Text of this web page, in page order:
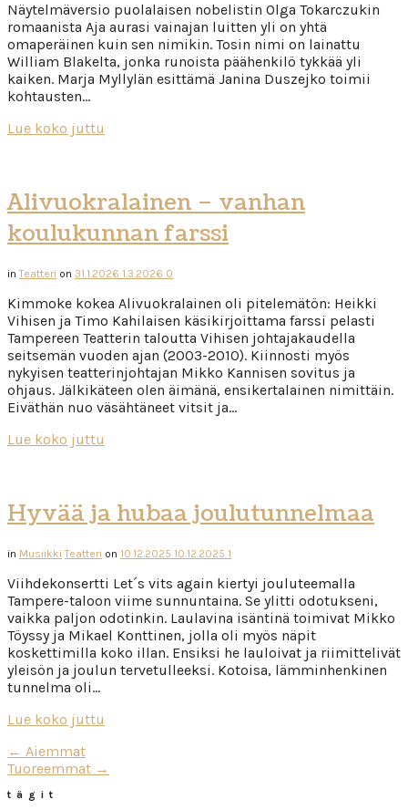
Näytelmäversio puolalaisen nobelistin Olga Tokarczukin
romaanista Aja aurasi vainajan luitten yli on yhtä
omaperäinen kuin sen nimikin. Tosin nimi on lainattu
William Blakelta, jonka runoista päähenkilö tykkää yli
kaiken. Marja Myllylän esittämä Janina Duszejko toimii
kohtausten…
Lue koko juttu
Alivuokralainen – vanhan
koulukunnan farssi
inTeatteri on 31.1.2026 1.3.2026 0
Kimmoke kokea Alivuokralainen oli pitelemätön: Heikki
Vihisen ja Timo Kahilaisen käsikirjoittama farssi pelasti
Tampereen Teatterin taloutta Vihisen johtajakaudella
seitsemän vuoden ajan (2003-2010). Kiinnosti myös
nykyisen teatterinjohtajan Mikko Kannisen sovitus ja
ohjaus. Jälkikäteen olen äimänä, ensikertalainen nimittäin.
Eiväthän nuo väsähtäneet vitsit ja…
Lue koko juttu
Hyvää ja hubaa joulutunnelmaa
in Musiikki Teatteri on 10.12.2025 10.12.2025 1
Viihdekonsertti Let´s vits again kiertyi jouluteemalla
Tampere-taloon viime sunnuntaina. Se ylitti odotukseni,
vaikka paljon odotinkin. Laulavina isäntinä toimivat Mikko
Töyssy ja Mikael Konttinen, jolla oli myös näpit
koskettimilla koko illan. Ensiksi he lauloivat ja riimittelivät
yleisön ja joulun tervetulleeksi. Kotoisa, lämminhenkinen
tunnelma oli…
Lue koko juttu
← Aiemmat
Tuoreemmat →
tägit